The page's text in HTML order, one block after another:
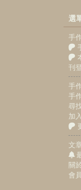
選
手
刊
手
手
尋
加
文
關
會